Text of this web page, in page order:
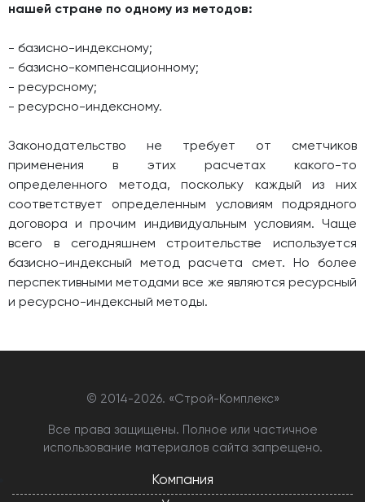
нашей стране по одному из методов:
- базисно-индексному;
- базисно-компенсационному;
- ресурсному;
- ресурсно-индексному.
Законодательство не требует от сметчиков
применения в этих расчетах какого-то
определенного метода, поскольку каждый из них
соответствует определенным условиям подрядного
договора и прочим индивидуальным условиям. Чаще
всего в сегодняшнем строительстве используется
базисно-индексный метод расчета смет. Но более
перспективными методами все же являются ресурсный
и ресурсно-индексный методы.
© 2014-2026. «Строй-Комплекс»
Все права защищены. Полное или частичное
использование материалов сайта запрещено.
Компания